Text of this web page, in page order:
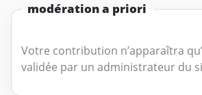
modération a priori
Votre contribution n’apparaîtra
validée par un administrateur du